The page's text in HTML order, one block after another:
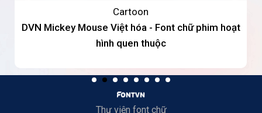
Cartoon
DVN Mickey Mouse Việt hóa - Font chữ phim hoạt
hình quen thuộc
Thư viện font chữ